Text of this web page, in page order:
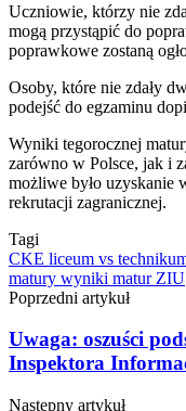
Uczniowie, którzy nie
mogą przystąpić do
poprawkowe zostaną
Osoby, które nie zdały
podejść do egzaminu
Wyniki tegorocznej
zarówno w Polsce, jak i
możliwe było uzyskanie
rekrutacji zagranicznej.
Tagi
CKE liceum vs
matury wyniki matur ZIU
Poprzedni artykuł
Uwaga: oszuści
Inspektora
Następny artykuł